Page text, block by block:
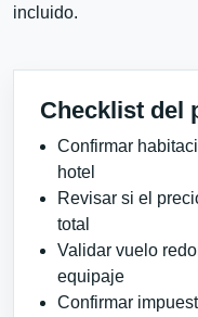
incluido.
Checklist del
Confirmar
hotel
Revisar si el
total
Validar vuelo
equipaje
Confirmar